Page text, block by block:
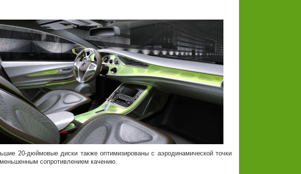
20-дюймовые диски также оптимизированы с аэродинамической точки
сопротивлением качению.